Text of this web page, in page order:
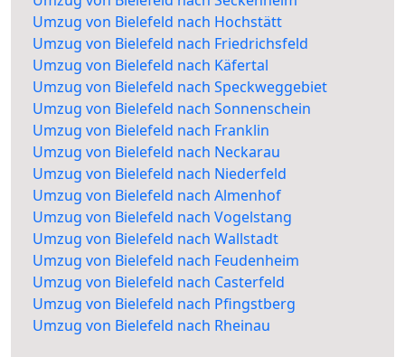
Umzug von Bielefeld nach Hochstätt
Umzug von Bielefeld nach Friedrichsfeld
Umzug von Bielefeld nach Käfertal
Umzug von Bielefeld nach Speckweggebiet
Umzug von Bielefeld nach Sonnenschein
Umzug von Bielefeld nach Franklin
Umzug von Bielefeld nach Neckarau
Umzug von Bielefeld nach Niederfeld
Umzug von Bielefeld nach Almenhof
Umzug von Bielefeld nach Vogelstang
Umzug von Bielefeld nach Wallstadt
Umzug von Bielefeld nach Feudenheim
Umzug von Bielefeld nach Casterfeld
Umzug von Bielefeld nach Pfingstberg
Umzug von Bielefeld nach Rheinau